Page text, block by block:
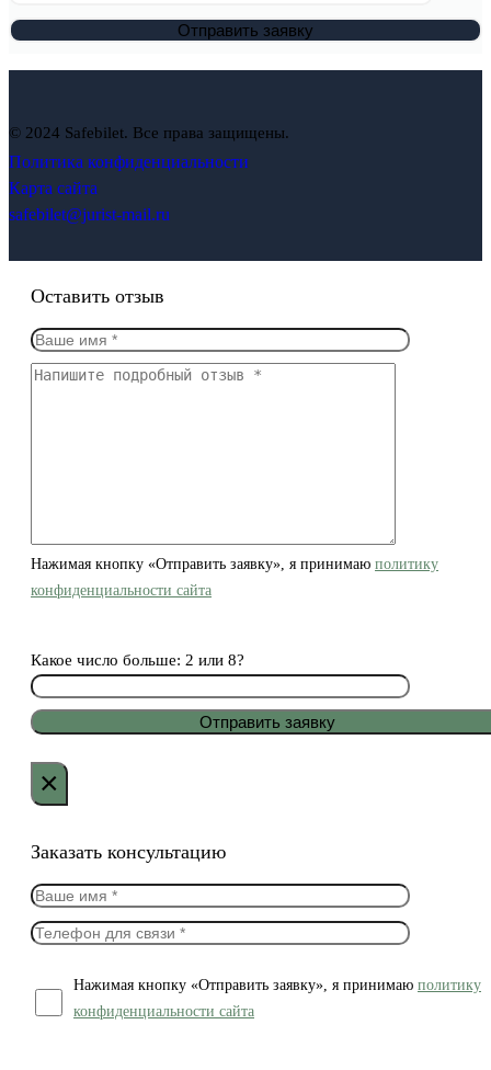
© 2024 Safebilet. Все права защищены.
Политика конфиденциальности
Карта сайта
safebilet@jurist-mail.ru
Оставить отзыв
Нажимая кнопку «Отправить заявку», я принимаю политику
конфиденциальности сайта
Какое число больше: 2 или 8?
×
Заказать консультацию
Нажимая кнопку «Отправить заявку», я принимаю политику
конфиденциальности сайта